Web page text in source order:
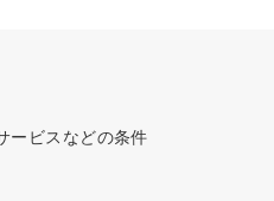
ービスなどの条件